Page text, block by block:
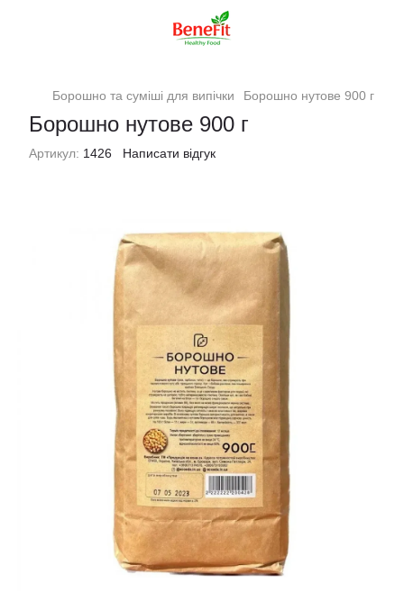
Борошно та суміші для випічки Борошно нутове 900 г
Борошно нутове 900 г
Артикул: 1426 Написати відгук